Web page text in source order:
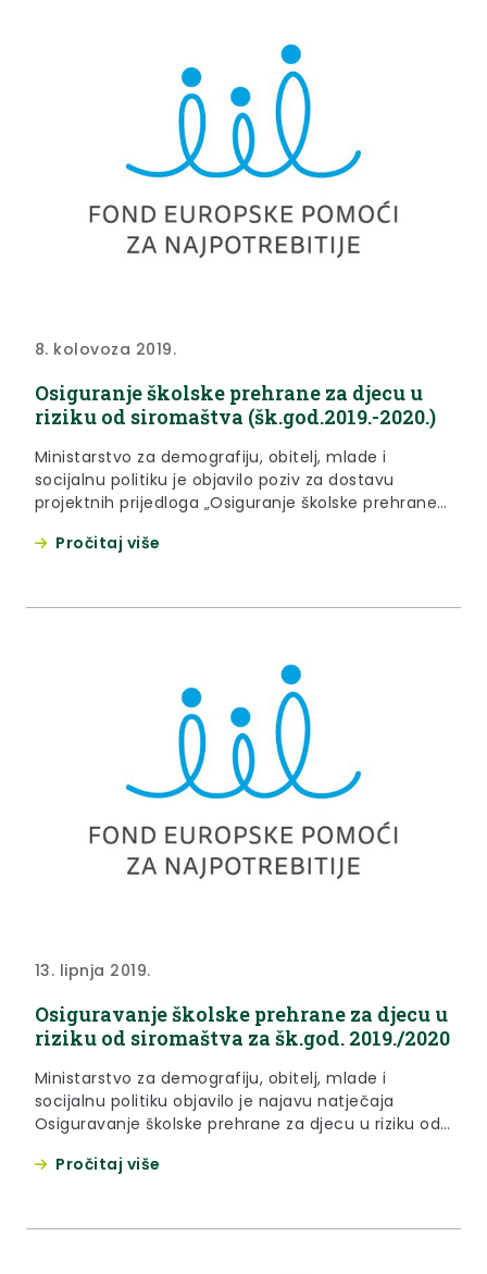
8. kolovoza 2019.
Osiguranje školske prehrane za djecu u
riziku od siromaštva (šk.god.2019.-2020.)
Ministarstvo za demografiju, obitelj, mlade i
socijalnu politiku je objavilo poziv za dostavu
projektnih prijedloga „Osiguranje školske prehrane
(šk.god.2019.-2020.)“
Pročitaj više
13. lipnja 2019.
Osiguravanje školske prehrane za djecu u
riziku od siromaštva za šk.god. 2019./2020
Ministarstvo za demografiju, obitelj, mlade i
socijalnu politiku objavilo je najavu natječaja
Osiguravanje školske prehrane za djecu u riziku od
okviru Fonda europske pomoći za najpotrebitije
Pročitaj više